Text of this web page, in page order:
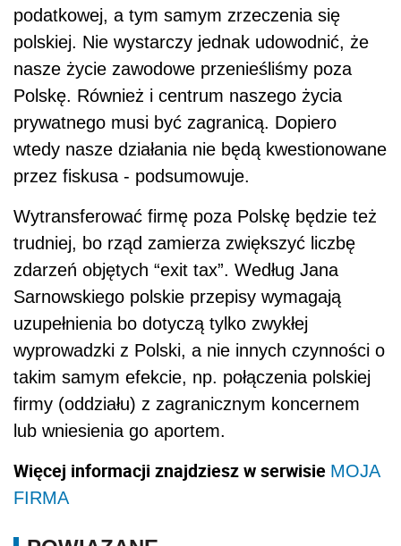
podatkowej, a tym samym zrzeczenia się
polskiej. Nie wystarczy jednak udowodnić, że
nasze życie zawodowe przenieśliśmy poza
Polskę. Również i centrum naszego życia
prywatnego musi być zagranicą. Dopiero
wtedy nasze działania nie będą kwestionowane
przez fiskusa - podsumowuje.
Wytransferować firmę poza Polskę będzie też
trudniej, bo rząd zamierza zwiększyć liczbę
zdarzeń objętych “exit tax”. Według Jana
Sarnowskiego polskie przepisy wymagają
uzupełnienia bo dotyczą tylko zwykłej
wyprowadzki z Polski, a nie innych czynności o
takim samym efekcie, np. połączenia polskiej
firmy (oddziału) z zagranicznym koncernem
lub wniesienia go aportem.
Więcej informacji znajdziesz w serwisie MOJA
FIRMA